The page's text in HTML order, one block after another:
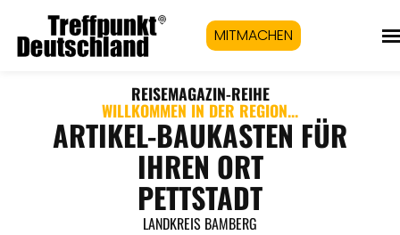
MITMACHEN
REISEMAGAZIN-REIHE
WILLKOMMEN IN DER REGION...
ARTIKEL-BAUKASTEN FÜR
IHREN ORT
PETTSTADT
LANDKREIS BAMBERG